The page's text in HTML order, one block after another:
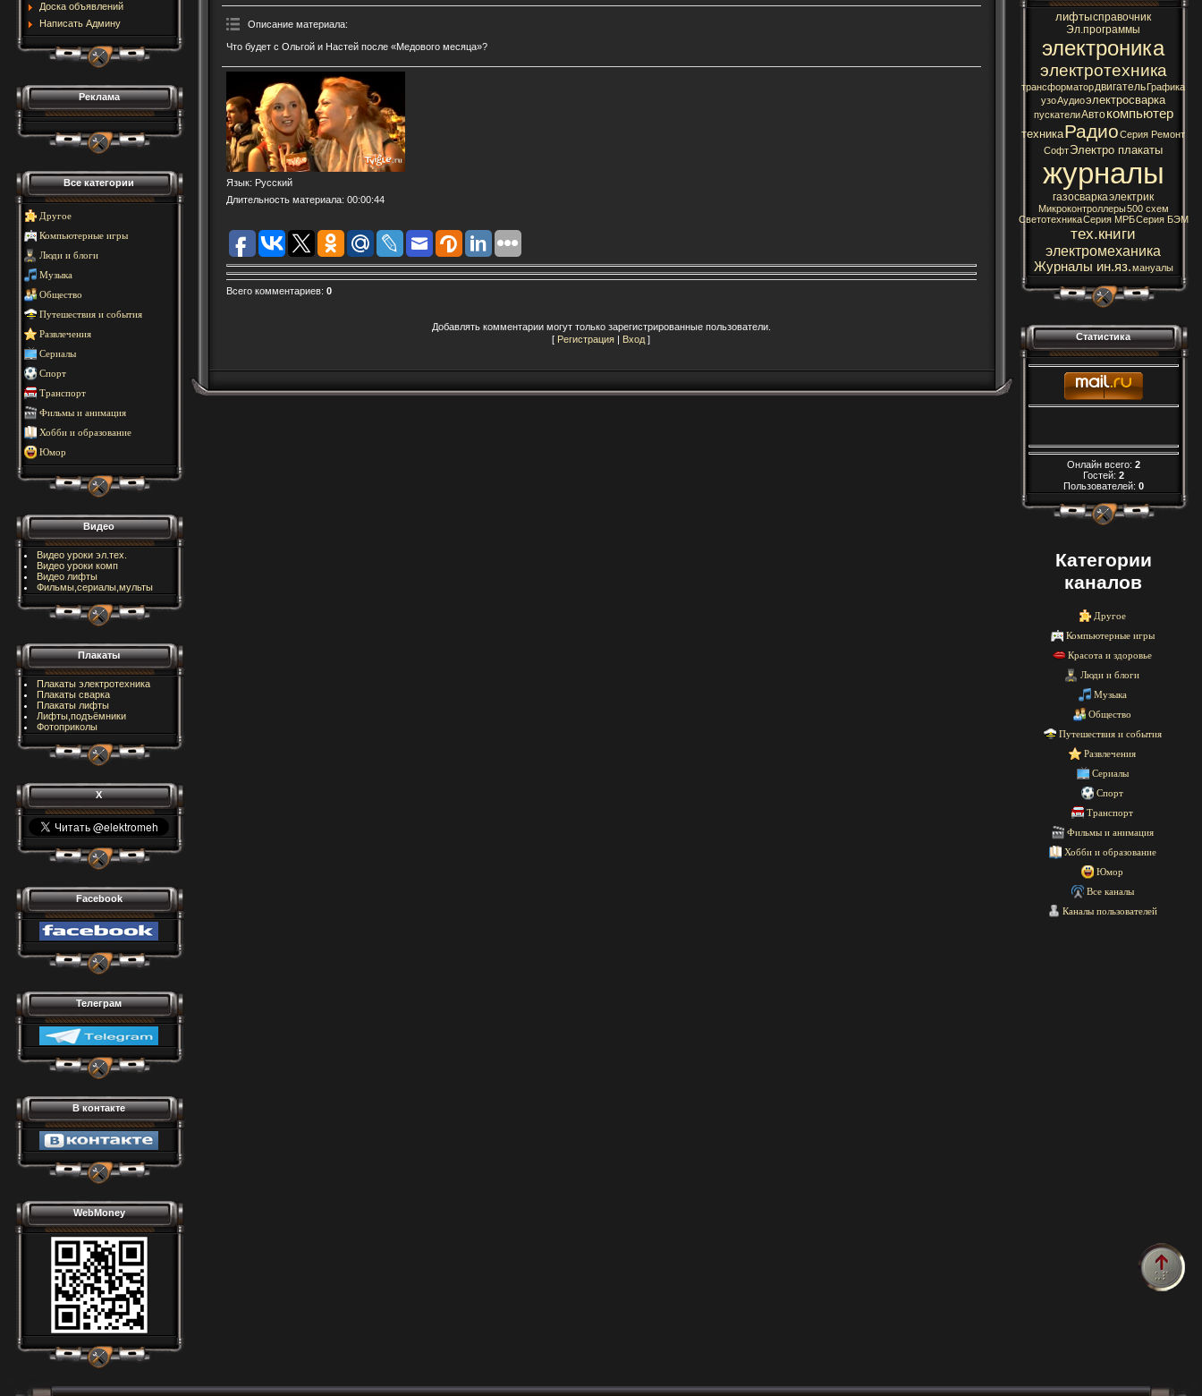
Доска объявлений
Написать Админу
Реклама
Все категории
Другое
Компьютерные игры
Люди и блоги
Музыка
Общество
Путешествия и события
Развлечения
Сериалы
Спорт
Транспорт
Фильмы и анимация
Хобби и образование
Юмор
Видео
Видео уроки эл.тех.
Видео уроки комп
Видео лифты
Фильмы,сериалы,мульты
Плакаты
Плакаты электротехника
Плакаты сварка
Плакаты лифты
Лифты,подъёмники
Фотоприколы
X
Facebook
Телеграм
В контакте
WebMoney
Описание материала:
Что будет с Ольгой и Настей после «Медового месяца»?
Язык: Русский
Длительность материала: 00:00:44
Всего комментариев: 0
Добавлять комментарии могут только зарегистрированные пользователи.
[ Регистрация | Вход ]
лифтысправочник
Эл.программы
электроника
электротехника
трансформатордвигательГрафика
узоАудиоэлектросварка
пускателиАвтокомпьютер
техникаРадиоСерия Ремонт
СофтЭлектро плакаты
журналы
газосваркаэлектрик
Микроконтроллеры500 схем
СветотехникаСерия МРБСерия БЭМ
тех.книги
электромеханика
Журналы ин.яз.мануалы
Статистика
Онлайн всего: 2
Гостей: 2
Пользователей: 0
Категории
каналов
Другое
Компьютерные игры
Красота и здоровье
Люди и блоги
Музыка
Общество
Путешествия и события
Развлечения
Сериалы
Спорт
Транспорт
Фильмы и анимация
Хобби и образование
Юмор
Все каналы
Каналы пользователей